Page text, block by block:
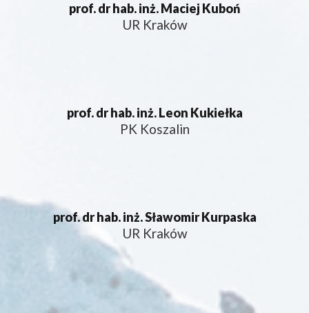
prof. dr hab. inż. Maciej Kuboń
UR Kraków
prof. dr hab. inż. Leon Kukiełka
PK Koszalin
prof. dr hab. inż. Sławomir Kurpaska
UR Kraków